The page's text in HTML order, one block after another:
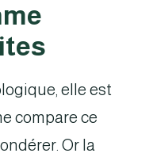
elle est
compare ce
Or la